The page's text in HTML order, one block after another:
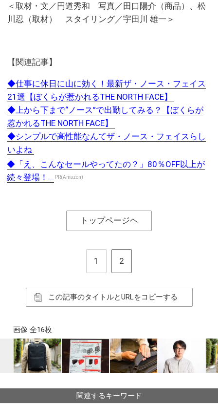
＜取材・文／円道秀和 写真／田口陽介（商品）、松
川忍（取材） スタイリング／宇田川 雄一＞
【関連記事】
◆仕事に休日に山に効く！最新ザ・ノース・フェイス
21選【ぼくらが惹かれるTHE NORTH FACE】
◆上から下まで“ノース”で出勤してみる？【ぼくらが
惹かれるTHE NORTH FACE】
◆シンプルで高性能なんてザ・ノース・フェイスらし
いよね
◆「え、こんなセールやってたの？」80％OFF以上が
続々登場！... PR(Amazon)
トップページヘ
1 2
この記事のタイトルとURLをコピーする
画像 全16枚
関連するキーワード